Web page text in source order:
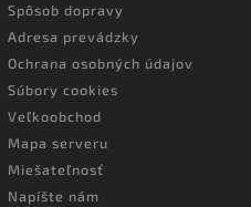
Spôsob dopravy
Adresa prevádzky
Ochrana osobných údajov
Súbory cookies
Veľkoobchod
Mapa serveru
Miešateľnosť
Napíšte nám